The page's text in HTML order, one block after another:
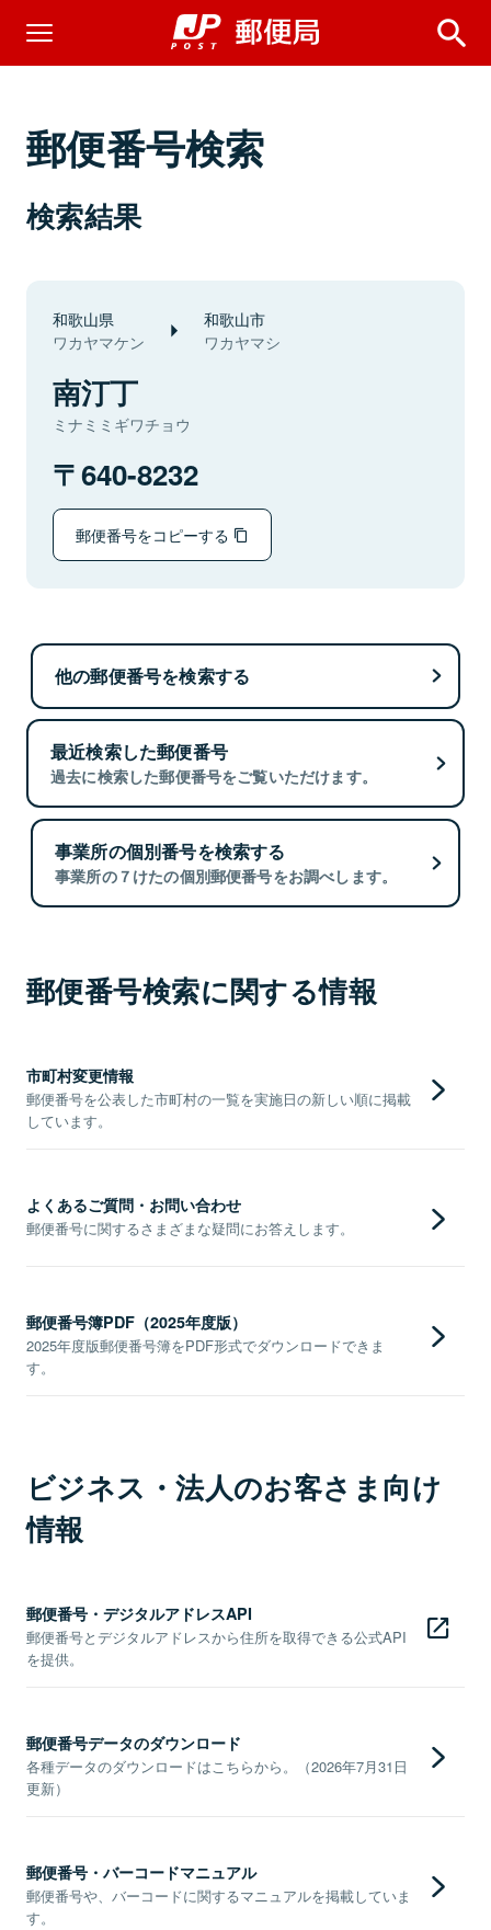
郵便番号検索
検索結果
和歌山県
ワカヤマケン
和歌山市
ワカヤマシ
南汀丁
ミナミミギワチョウ
640-8232
郵便番号をコピーする
他の郵便番号を検索する
最近検索した郵便番号
過去に検索した郵便番号をご覧いただけます。
事業所の個別番号を検索する
事業所の７けたの個別郵便番号をお調べします。
郵便番号検索に関する情報
市町村変更情報
郵便番号を公表した市町村の一覧を実施日の新しい順に掲載
しています。
よくあるご質問・お問い合わせ
郵便番号に関するさまざまな疑問にお答えします。
郵便番号簿PDF（2025年度版）
2025年度版郵便番号簿をPDF形式でダウンロードできま
す。
ビジネス・法人のお客さま向け
情報
郵便番号・デジタルアドレスAPI
郵便番号とデジタルアドレスから住所を取得できる公式API
を提供。
郵便番号データのダウンロード
各種データのダウンロードはこちらから。（2026年7月31日
更新）
郵便番号・バーコードマニュアル
郵便番号や、バーコードに関するマニュアルを掲載していま
す。